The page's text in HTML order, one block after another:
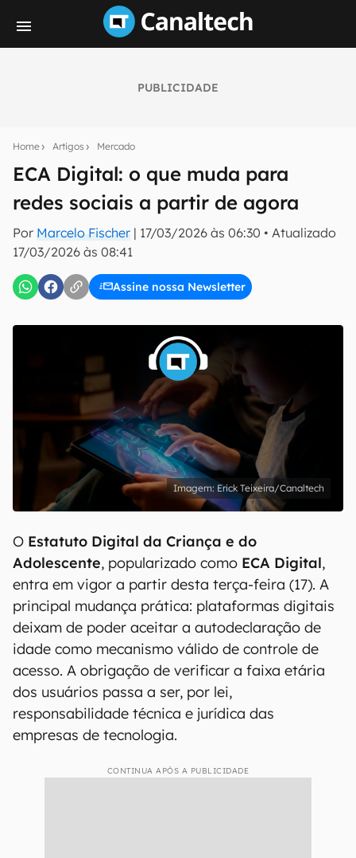
PUBLICIDADE
Home Artigos Mercado
ECA Digital: o que muda para
redes sociais a partir de agora
Por Marcelo Fischer | 17/03/2026 às 06:30 • Atualizado
17/03/2026 às 08:41
Assine nossa Newsletter
notícias e reviews sobre tecnologia em primeira
mão.
E-mail
Erick Teixeira/Canaltech
O Estatuto Digital da Criança e do
Adolescente, popularizado como ECA Digital,
entra em vigor a partir desta terça-feira (17). A
principal mudança prática: plataformas digitais
deixam de poder aceitar a autodeclaração de
idade como mecanismo válido de controle de
acesso. A obrigação de verificar a faixa etária
dos usuários passa a ser, por lei,
responsabilidade técnica e jurídica das
empresas de tecnologia.
CONTINUA APÓS A PUBLICIDADE